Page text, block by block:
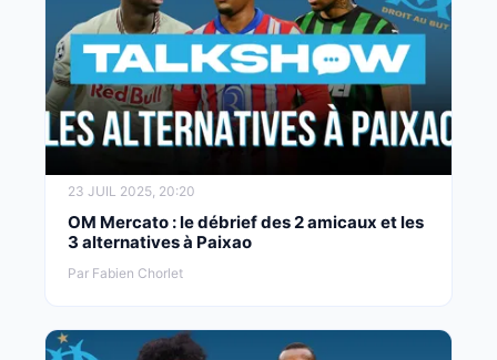
23 JUIL 2025, 20:20
OM Mercato : le débrief des 2 amicaux et les
3 alternatives à Paixao
Par Fabien Chorlet